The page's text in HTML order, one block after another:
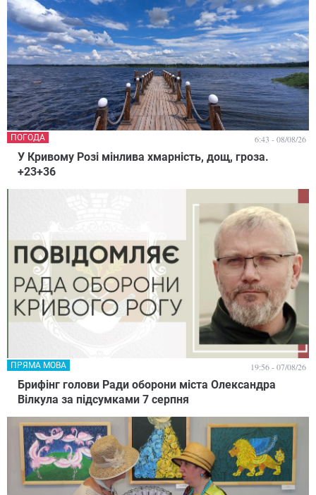
У Кривому Розі мінлива хмарність, дощ, гроза.
+23+36
ПОГОДА 6:43 - 08/08/26
Брифінг голови Ради оборони міста Олександра
Вілкула за підсумками 7 серпня
ПРЯМА МОВА 19:56 - 07/08/26